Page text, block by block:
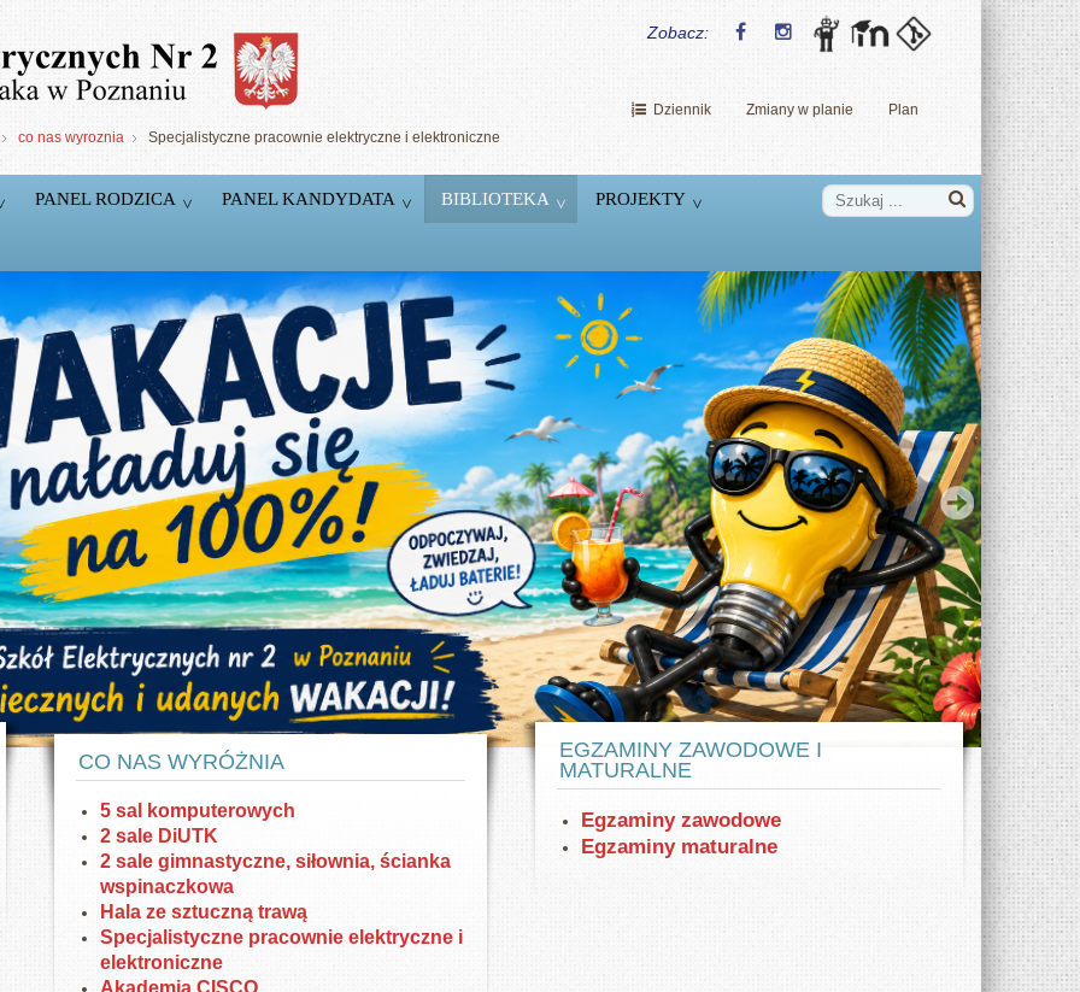
Dziennik Zmiany w planie Plan
co nas wyroznia Specjalistyczne pracownie elektryczne i elektroniczne
Zobacz:
PANEL RODZICA PANEL KANDYDATA BIBLIOTEKA PROJEKTY
5 Pracowni
komputerowych
Pracownie wyposażone w markowy sprzęt firm
HP oraz DELL. W pracowniach DiUTK drukarki
3D.
Dzień Nowych Technologii
w ZSE
Pokaz samochodów elektrycznych Tesla model
X i S. Zaprezentowano też VW eGolf.
Nowoczesny sprzęt
Dysponujemy nowoczesnym sprzętem w
pracowniach elektrycznych i elektronicznych
CO NAS WYRÓŻNIA
5 sal komputerowych
2 sale DiUTK
2 sale gimnastyczne, siłownia, ścianka
wspinaczkowa
Hala ze sztuczną trawą
Specjalistyczne pracownie elektryczne i
elektroniczne
Akademia CISCO
EGZAMINY ZAWODOWE I
MATURALNE
Egzaminy zawodowe
Egzaminy maturalne